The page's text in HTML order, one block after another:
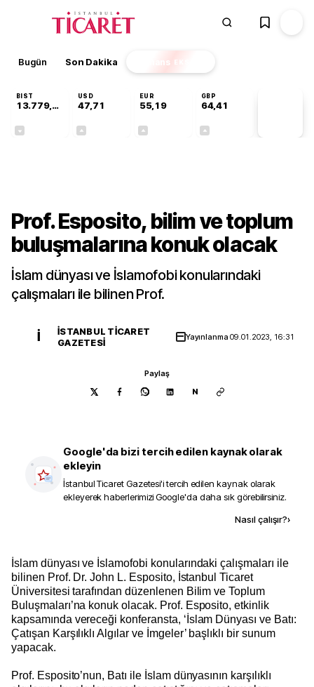
Bugün Son Dakika Finans EKSTRA
BIST
13.779,39
USD
47,71
EUR
55,19
GBP
64,41
Prof. Esposito, bilim ve toplum
buluşmalarına konuk olacak
İslam dünyası ve İslamofobi konularındaki
çalışmaları ile bilinen Prof.
İ
İSTANBUL TICARET
GAZETESI
Yayınlanma09.01.2023, 16:31
Paylaş
N
Google'da bizi tercih edilen kaynak olarak
ekleyin
İstanbul Ticaret Gazetesi'i tercih edilen kaynak olarak
ekleyerek haberlerimizi Google'da daha sık görebilirsiniz.
Nasıl çalışır?›
İslam dünyası ve İslamofobi konularındaki çalışmaları ile
bilinen Prof. Dr. John L. Esposito, İstanbul Ticaret
Üniversitesi tarafından düzenlenen Bilim ve Toplum
Buluşmaları’na konuk olacak. Prof. Esposito, etkinlik
kapsamında vereceği konferansta, ‘İslam Dünyası ve Batı:
Çatışan Karşılıklı Algılar ve İmgeler’ başlıklı bir sunum
yapacak.
Prof. Esposito’nun, Batı ile İslam dünyasının karşılıklı